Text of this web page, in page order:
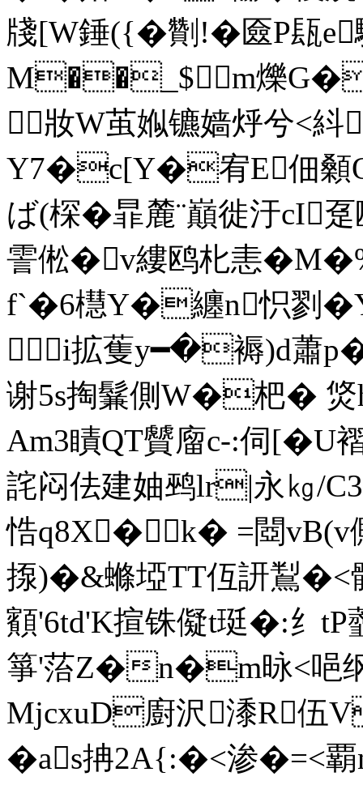
牋[W錘({�劗!�匳P瓺
M��_$m爍
 妝W茧娰镳嫱烀兮<
Y7�c[Y�宥E佃顙Q
ば(棎�暃麓¨巔徙汙
霅倯�v縷鸥朼恚
f`�6櫘Y�纏n怾剹
 i拡蒦 y━�褥)d蕭
谢5s掏鬑側W�杷� 焂
Am3瞔QT贙廇c-:伺[�U
詫闷佉建妯鹀lr|永㎏/
悎q8X�k� =閸vB(v
揼)�&螩埡TT仾訮鵥�<
顮'6td'K揎铢儗t珽�:纟tP
箏'菭Z�n�m昹<唈
MjcxuD廚沢潻R伍
� as抩2A{:�<渗�=<覇